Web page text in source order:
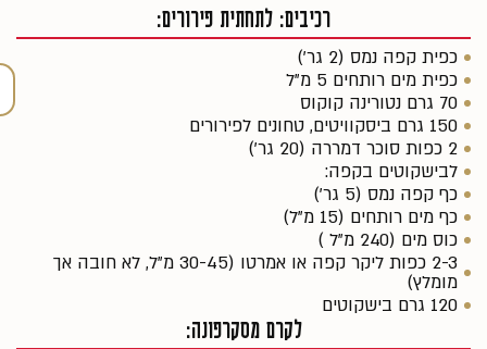
רכיבים: לתחתית פירורים:
כפית קפה נמס (2 גר')
כפית מים רותחים 5 מ"ל
70 גרם נטורינה קוקוס
150 גרם ביסקוויטים, טחונים לפירורים
2 כפות סוכר דמררה (20 גר')
לבישקוטים בקפה:
כף קפה נמס (5 גר')
כף מים רותחים (15 מ"ל)
כוס מים (240 מ"ל )
2-3 כפות ליקר קפה או אמרטו (30-45 מ"ל, לא חובה אך
מומלץ)
120 גרם בישקוטים
לקרם מסקרפונה: